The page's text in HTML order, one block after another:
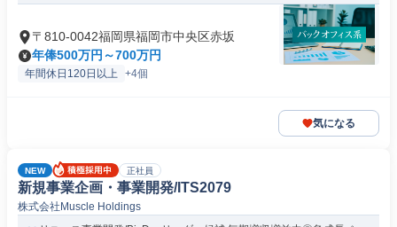
〒810-0042福岡県福岡市中央区赤坂
年俸500万円～700万円
年間休日120日以上 +4個
気になる
NEW 正社員
新規事業企画・事業開発/ITS2079
株式会社Muscle Holdings